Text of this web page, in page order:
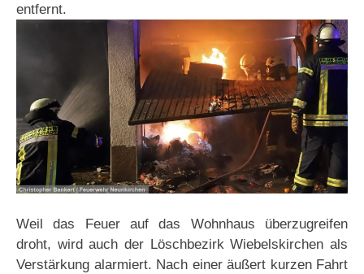
entfernt.
Weil das Feuer auf das Wohnhaus überzugreifen
droht, wird auch der Löschbezirk Wiebelskirchen als
Verstärkung alarmiert. Nach einer äußert kurzen Fahrt